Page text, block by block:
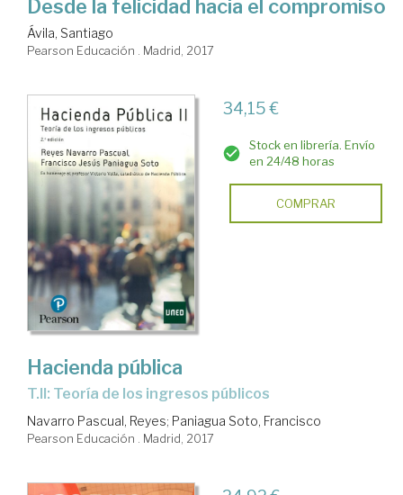
Desde la felicidad hacia el compromiso
Ávila, Santiago
Pearson Educación . Madrid, 2017
34,15 €
Stock en librería. Envío
en 24/48 horas
COMPRAR
Hacienda pública
T.II: Teoría de los ingresos públicos
Navarro Pascual, Reyes; Paniagua Soto, Francisco
Pearson Educación . Madrid, 2017